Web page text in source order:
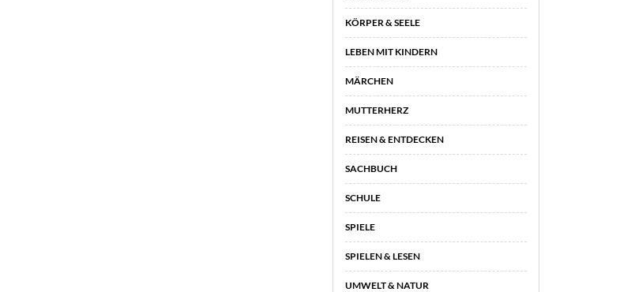
KÖRPER & SEELE
LEBEN MIT KINDERN
MÄRCHEN
MUTTERHERZ
REISEN & ENTDECKEN
SACHBUCH
SCHULE
SPIELE
SPIELEN & LESEN
UMWELT & NATUR